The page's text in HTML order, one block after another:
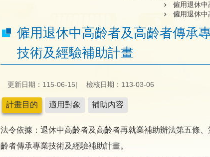
僱用退休中
僱用退休中
僱用退休中高齡者及高齡者傳承
技術及經驗補助計畫
更新日期：115-06-15 檢核日期：113-03-06
計畫目的 適用對象 補助內容
法令依據：退休中高齡者及高齡者再就業補助辦法第五條
齡者傳承專業技術及經驗補助計畫。